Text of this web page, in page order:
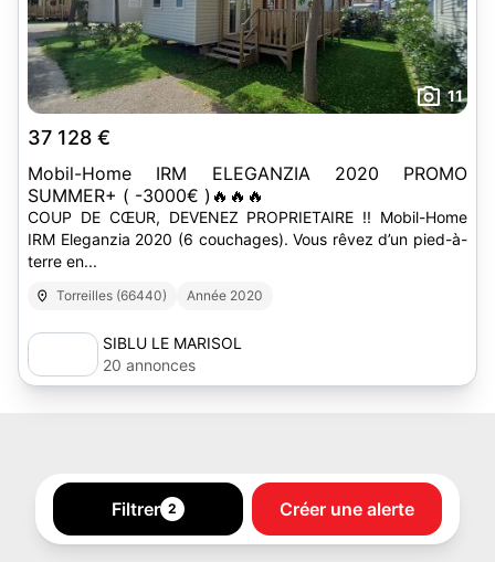
11
37 128 €
Mobil-Home IRM ELEGANZIA 2020 PROMO
SUMMER+ ( -3000€ )🔥🔥🔥
COUP DE CŒUR, DEVENEZ PROPRIETAIRE !! Mobil-Home
IRM Eleganzia 2020 (6 couchages). Vous rêvez d’un pied-à-
terre en...
Torreilles (66440) Année 2020
SIBLU LE MARISOL
20 annonces
Filtrer 2 Créer une alerte